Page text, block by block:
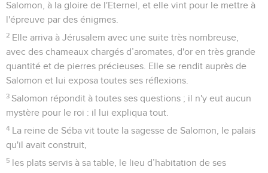
Salomon, à la gloire de l'Eternel, et elle vint pour le mettre à
l'épreuve par des énigmes.
2 Elle arriva à Jérusalem avec une suite très nombreuse,
avec des chameaux chargés d’aromates, d'or en très grande
quantité et de pierres précieuses. Elle se rendit auprès de
Salomon et lui exposa toutes ses réflexions.
3 Salomon répondit à toutes ses questions ; il n'y eut aucun
mystère pour le roi : il lui expliqua tout.
4 La reine de Séba vit toute la sagesse de Salomon, le palais
qu'il avait construit,
5 les plats servis à sa table, le lieu d’habitation de ses